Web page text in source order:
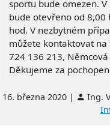
sportu bude omezen.
bude otevřeno od 8,00
hod. V nezbytném
můžete kontaktovat na
724 136 213,
Děkujeme za
16. března 2020 |
Ing.